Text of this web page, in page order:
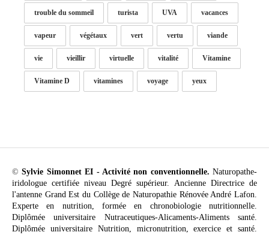
trouble du sommeil turista UVA vacances
vapeur végétaux vert vertu viande
vie vieillir virtuelle vitalité Vitamine
Vitamine D vitamines voyage yeux
©Sylvie Simonnet EI - Activité non conventionnelle. Naturopathe-
iridologue certifiée niveau Degré supérieur. Ancienne Directrice de
l'antenne Grand Est du Collège de Naturopathie Rénovée André Lafon.
Experte en nutrition, formée en chronobiologie nutritionnelle.
Diplômée universitaire Nutraceutiques-Alicaments-Aliments santé.
Diplômée universitaire Nutrition, micronutrition, exercice et santé.